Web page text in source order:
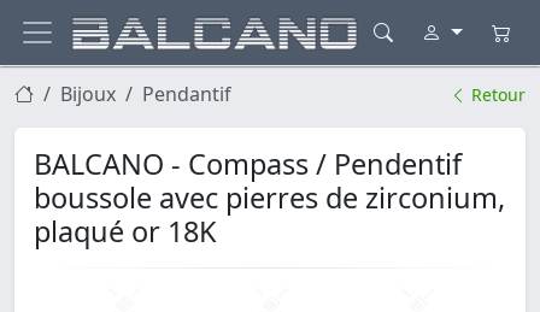
Bijoux Pendantif Retour
BALCANO - Compass / Pendentif
boussole avec pierres de zirconium,
plaqué or 18K